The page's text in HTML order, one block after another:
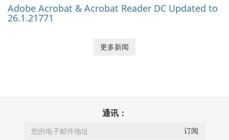
Adobe Acrobat & Acrobat Reader DC Updated to
26.1.21771
更多新闻
通讯：